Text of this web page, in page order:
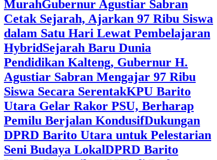
MurahGubernur Agustiar Sabran
Cetak Sejarah, Ajarkan 97 Ribu Siswa
dalam Satu Hari Lewat Pembelajaran
HybridSejarah Baru Dunia
Pendidikan Kalteng, Gubernur H.
Agustiar Sabran Mengajar 97 Ribu
Siswa Secara SerentakKPU Barito
Utara Gelar Rakor PSU, Berharap
Pemilu Berjalan KondusifDukungan
DPRD Barito Utara untuk Pelestarian
Seni Budaya LokalDPRD Barito